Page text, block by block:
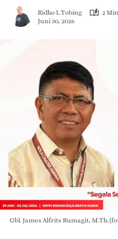
Ridho L Tobing
2
Juni 30, 2026
Gbl. James Alfrits Rumagit, M.Th.